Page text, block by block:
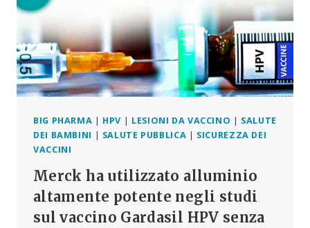
TASSO
QUASI
DOPPIO
RISPETTO
AI
VACCINATI
BIG PHARMA | HPV | LESIONI DA VACCINO | SALUTE
DEI BAMBINI | SALUTE PUBBLICA | SICUREZZA DEI
VACCINI
Merck ha utilizzato alluminio
altamente potente negli studi
sul vaccino Gardasil HPV senza